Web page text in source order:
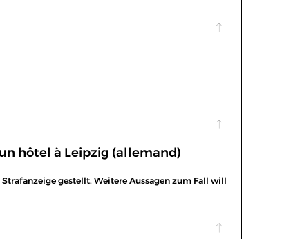
hôtel à Leipzig (allemand)
gestellt. Weitere Aussagen zum Fall will